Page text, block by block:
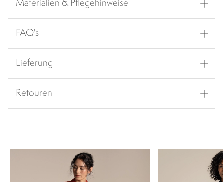
Materialien & Pflegehinweise
FAQ's
Lieferung
Retouren